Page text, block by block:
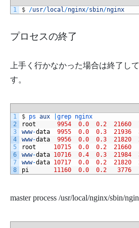
1 $ /usr/local/nginx/sbin/nginx
プロセスの終了
上手く行かなかった場合は終了し
す。
1
2
3
4
5
6
7
8
$ ps aux grep nginx
root
9954 0.0 0.2 21660
www-data 9955 0.0 0.3 21936
www-data 9956 0.0 0.3 21820
root
10715 0.0 0.2 21660
www-data 10716 0.4 0.3 21984
www-data 10717 0.0 0.2 21820
pi
11160 0.0 0.2 3776
master process /usr/local/nginx/sbin/